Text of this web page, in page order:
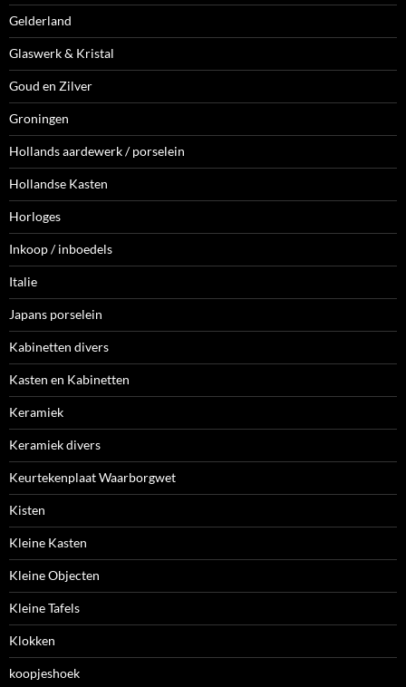
Gelderland
Glaswerk & Kristal
Goud en Zilver
Groningen
Hollands aardewerk / porselein
Hollandse Kasten
Horloges
Inkoop / inboedels
Italie
Japans porselein
Kabinetten divers
Kasten en Kabinetten
Keramiek
Keramiek divers
Keurtekenplaat Waarborgwet
Kisten
Kleine Kasten
Kleine Objecten
Kleine Tafels
Klokken
koopjeshoek